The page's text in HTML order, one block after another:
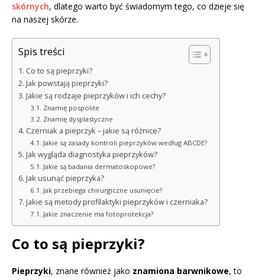
skórnych, dlatego warto być świadomym tego, co dzieje się
na naszej skórze.
Spis treści
Co to są pieprzyki?
Jak powstają pieprzyki?
Jakie są rodzaje pieprzyków i ich cechy?
Znamię pospolite
Znamię dysplastyczne
Czerniak a pieprzyk – jakie są różnice?
Jakie są zasady kontroli pieprzyków według ABCDE?
Jak wygląda diagnostyka pieprzyków?
Jakie są badania dermatoskopowe?
Jak usunąć pieprzyka?
Jak przebiega chirurgiczne usunięcie?
Jakie są metody profilaktyki pieprzyków i czerniaka?
Jakie znaczenie ma fotoprotekcja?
Co to są pieprzyki?
Pieprzyki, znane również jako znamiona barwnikowe, to